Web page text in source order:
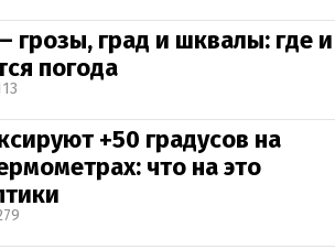
грозы, град и шквалы: где и
погода
+50 градусов на
что на это